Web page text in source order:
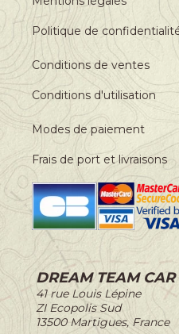
Politique de
Conditions de ventes
Conditions d'utilisation
Modes de paiement
Frais de port et livraisons
DREAM TEAM
-41 rue Louis Lépine
-
ZI Ecopolis Sud
-13500 Martigues, France